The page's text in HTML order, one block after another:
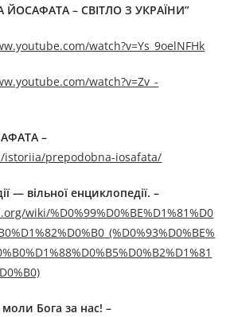
– СВІТЛО З УКРАЇНИ”
watch?v=Ys_9oelNFHk
watch?v=Zv_-
–
prepodobna-iosafata/
— вільної енциклопедії. –
wiki/%D0%99%D0%BE%D1%81%D0
Бога за нас! –